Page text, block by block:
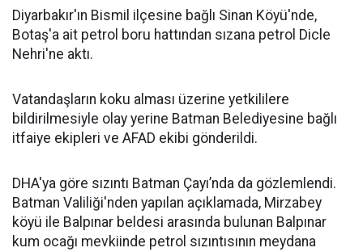
Diyarbakır'ın Bismil ilçesine bağlı Sinan Köyü'nde,
Botaş'a ait petrol boru hattından sızana petrol Dicle
Nehri'ne aktı.
Vatandaşların koku alması üzerine yetkililere
bildirilmesiyle olay yerine Batman Belediyesine bağlı
itfaiye ekipleri ve AFAD ekibi gönderildi.
DHA'ya göre sızıntı Batman Çayı’nda da gözlemlendi.
Batman Valiliği'nden yapılan açıklamada, Mirzabey
köyü ile Balpınar beldesi arasında bulunan Balpınar
kum ocağı mevkiinde petrol sızıntısının meydana